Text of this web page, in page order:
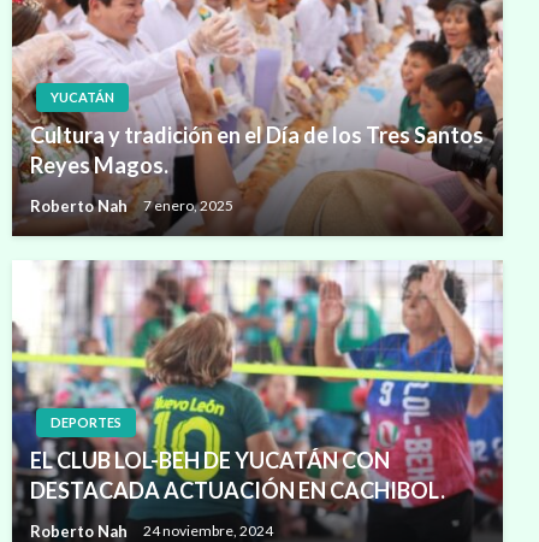
YUCATÁN
Cultura y tradición en el Día de los Tres Santos
Reyes Magos.
Roberto Nah 7 enero, 2025
DEPORTES
EL CLUB LOL-BEH DE YUCATÁN CON
DESTACADA ACTUACIÓN EN CACHIBOL.
Roberto Nah 24 noviembre, 2024